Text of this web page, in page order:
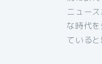
ニュー
な時代
ていると